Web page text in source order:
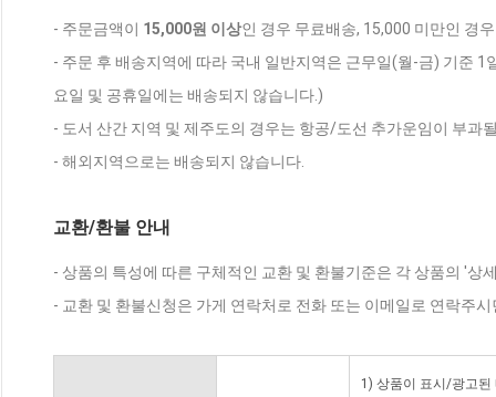
- 주문금액이 15,000원 이상인 경우 무료배송, 15,000 미만인 경
- 주문 후 배송지역에 따라 국내 일반지역은 근무일(월-금) 기준
요일 및 공휴일에는 배송되지 않습니다.)
- 도서 산간 지역 및 제주도의 경우는 항공/도선 추가운임이 부과
- 해외지역으로는 배송되지 않습니다.
교환/환불 안내
- 상품의 특성에 따른 구체적인 교환 및 환불기준은 각 상품의 '상
- 교환 및 환불신청은 가게 연락처로 전화 또는 이메일로 연락주
1) 상품이 표시/광고된